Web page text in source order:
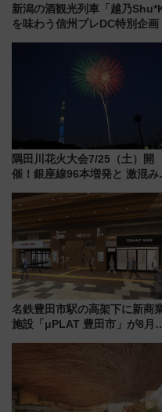
新潟の酒観光列車「越乃
を味わう信州プレDC特別企画
隅田川花火大会7/25（土）開
催！銀座線96本増発と 激混み
アクセス攻略法、2万発の花火
都心の夜に！
名鉄豊田市駅の高架下に新商
施設「μPLAT 豊田市」が8月